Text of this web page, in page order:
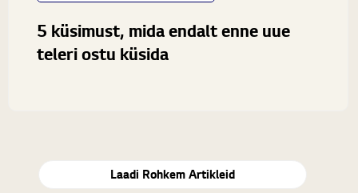
5 küsimust, mida endalt enne uue
teleri ostu küsida
Laadi Rohkem Artikleid